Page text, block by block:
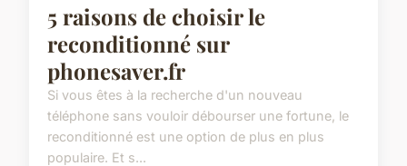
5 raisons de choisir le
reconditionné sur
phonesaver.fr
Si vous êtes à la recherche d'un nouveau
téléphone sans vouloir débourser une fortune, le
reconditionné est une option de plus en plus
populaire. Et s...